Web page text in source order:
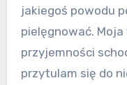
jakiegoś powodu
pielęgnować.
przyjemności
przytulam się do